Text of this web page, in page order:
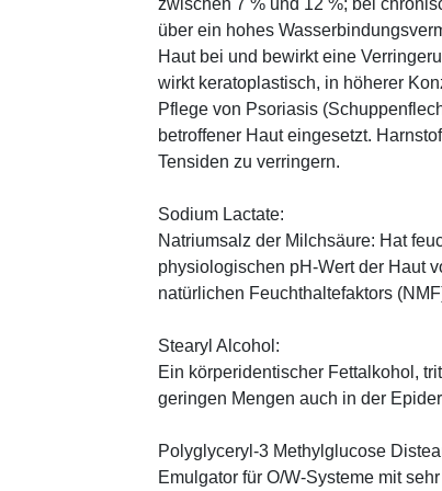
zwischen 7 % und 12 %; bei
über ein hohes
Haut bei und bewirkt eine
wirkt keratoplastisch, in höherer
Pflege von Psoriasis
betroffener Haut eingesetzt.
Tensiden zu verringern.
Sodium Lactate:
Natriumsalz der Milchsäure: Hat
physiologischen pH-Wert der Haut
natürlichen Feuchthaltefaktors
Stearyl Alcohol:
Ein körperidentischer Fettalkohol,
geringen Mengen auch in der
Polyglyceryl-3 Methylglucose
Emulgator für O/W-Systeme mit